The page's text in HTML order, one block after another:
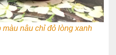
nâu chỉ đỏ lòng xanh